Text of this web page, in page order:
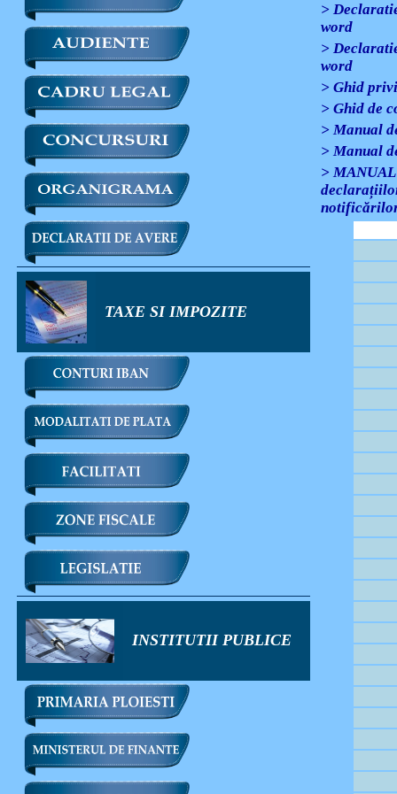
TAXE SI IMPOZITE
INSTITUTII PUBLICE
>
word
>
word
> Ghid
> Ghid de
> Manual
> Manual
>